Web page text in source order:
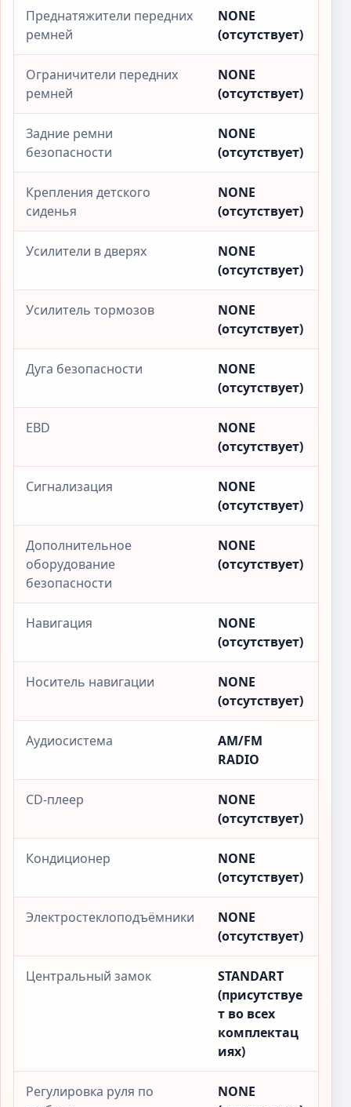
Преднатяжители передних
ремней
NONE
(отсутствует)
Ограничители передних
ремней
NONE
(отсутствует)
Задние ремни
безопасности
NONE
(отсутствует)
Крепления детского
сиденья
NONE
(отсутствует)
Усилители в дверях
NONE
(отсутствует)
Усилитель тормозов
NONE
(отсутствует)
Дуга безопасности
NONE
(отсутствует)
EBD
NONE
(отсутствует)
Сигнализация
NONE
(отсутствует)
Дополнительное
оборудование
безопасности
NONE
(отсутствует)
Навигация
NONE
(отсутствует)
Носитель навигации
NONE
(отсутствует)
Аудиосистема
AM/FM
RADIO
CD-плеер
NONE
(отсутствует)
Кондиционер
NONE
(отсутствует)
Электростеклоподъёмники
NONE
(отсутствует)
Центральный замок
STANDART
(присутствуе
т во всех
комплектац
иях)
Регулировка руля по
NONE